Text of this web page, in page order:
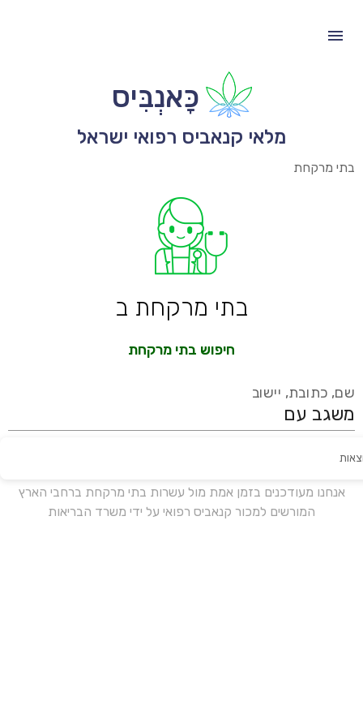
כָּאנְבִּיס
מלאי קנאביס רפואי ישראל
בתי מרקחת
בתי מרקחת ב
חיפוש בתי מרקחת
שם, כתובת, יישוב
אנחנו מעודכנים בזמן אמת מול עשרות בתי מרקחת ברחבי הארץ
המורשים למכור קנאביס רפואי על ידי משרד הבריאות